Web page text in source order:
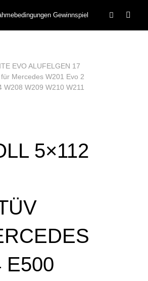
Gewinnspiel
EVO ALUFELGEN 17
Mercedes W201 Evo 2
W208 W209 W210 W211
5×112
E500